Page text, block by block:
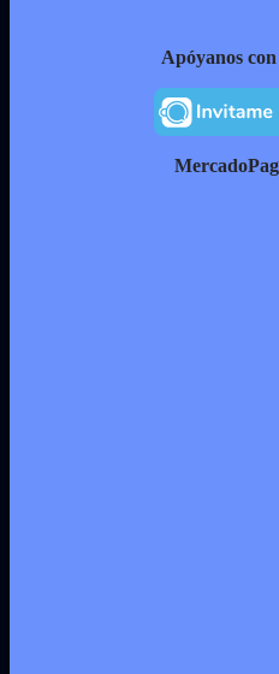
Apóyanos